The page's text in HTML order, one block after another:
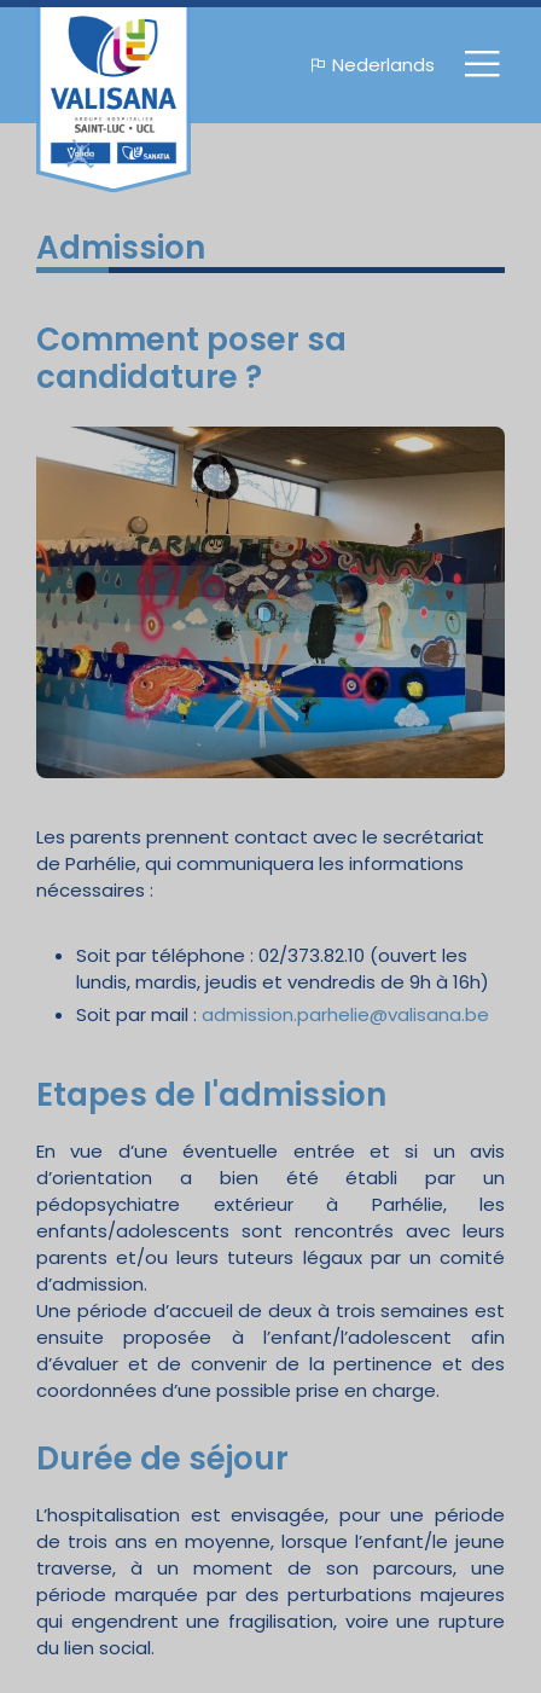
Nederlands
Admission
Comment poser sa
candidature ?
Les parents prennent contact avec le secrétariat
de Parhélie, qui communiquera les informations
nécessaires :
Soit par téléphone : 02/373.82.10 (ouvert les
lundis, mardis, jeudis et vendredis de 9h à 16h)
Soit par mail : admission.parhelie@valisana.be
Etapes de l'admission
En vue d’une éventuelle entrée et si un avis
d’orientation a bien été établi par un
pédopsychiatre extérieur à Parhélie, les
enfants/adolescents sont rencontrés avec leurs
parents et/ou leurs tuteurs légaux par un comité
d’admission.
Une période d’accueil de deux à trois semaines est
ensuite proposée à l’enfant/l’adolescent afin
d’évaluer et de convenir de la pertinence et des
coordonnées d’une possible prise en charge.
Durée de séjour
L’hospitalisation est envisagée, pour une période
de trois ans en moyenne, lorsque l’enfant/le jeune
traverse, à un moment de son parcours, une
période marquée par des perturbations majeures
qui engendrent une fragilisation, voire une rupture
du lien social.